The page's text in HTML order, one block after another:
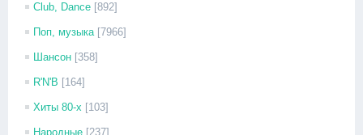
Club, Dance [892]
Поп, музыка [7966]
Шансон [358]
R'N'B [164]
Хиты 80-х [103]
Народные [237]